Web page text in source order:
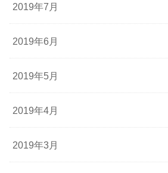
2019年7月
2019年6月
2019年5月
2019年4月
2019年3月